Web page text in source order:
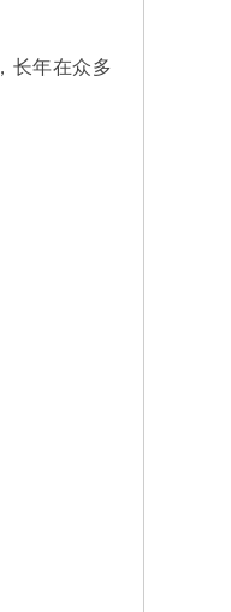
长年在众多